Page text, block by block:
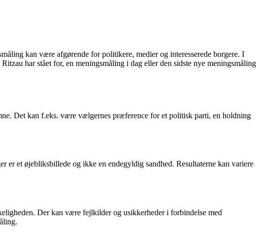
kan være afgørende for politikere, medier og interesserede borgere. I
har stået for, en meningsmåling i dag eller den sidste nye meningsmåling
Det kan f.eks. være vælgernes præference for et politisk parti, en holdning
er et øjebliksbillede og ikke en endegyldig sandhed. Resultaterne kan variere
Der kan være fejlkilder og usikkerheder i forbindelse med